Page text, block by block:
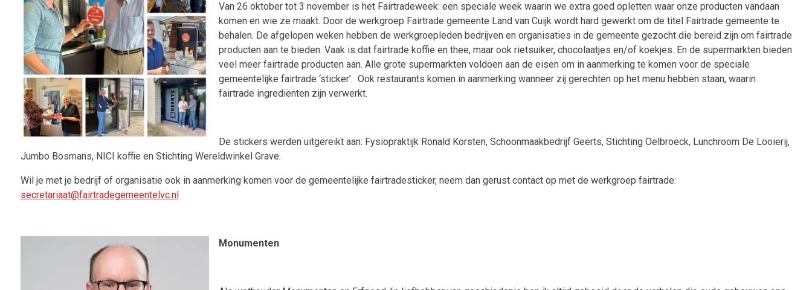
Van 26 oktober tot 3 november is het Fairtradeweek: een speciale week waarin we extra goed opletten waar onze producten vandaan
komen en wie ze maakt. Door de werkgroep Fairtrade gemeente Land van Cuijk wordt hard gewerkt om de titel Fairtrade gemeente te
behalen. De afgelopen weken hebben de werkgroepleden bedrijven en organisaties in de gemeente gezocht die bereid zijn om fairtrade
producten aan te bieden. Vaak is dat fairtrade koffie en thee, maar ook rietsuiker, chocolaatjes en/of koekjes. En de supermarkten bieden
veel meer fairtrade producten aan. Alle grote supermarkten voldoen aan de eisen om in aanmerking te komen voor de speciale
gemeentelijke fairtrade ‘sticker’. Ook restaurants komen in aanmerking wanneer zij gerechten op het menu hebben staan, waarin
fairtrade ingrediënten zijn verwerkt.
De stickers werden uitgereikt aan: Fysiopraktijk Ronald Korsten, Schoonmaakbedrijf Geerts, Stichting Oelbroeck, Lunchroom De Looierij,
Jumbo Bosmans, NICI koffie en Stichting Wereldwinkel Grave.
Wil je met je bedrijf of organisatie ook in aanmerking komen voor de gemeentelijke fairtradesticker, neem dan gerust contact op met de werkgroep fairtrade:
secretariaat@fairtradegemeentelvc.nl
Monumenten